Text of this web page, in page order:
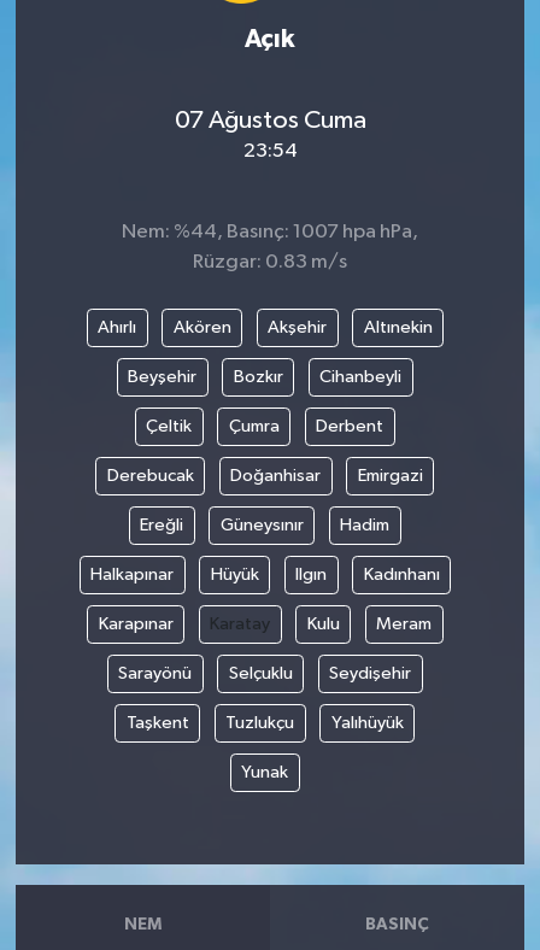
Açık
07 Ağustos Cuma
23:54
Nem: %44, Basınç: 1007 hpa hPa,
Rüzgar: 0.83 m/s
Ahırlı Akören Akşehir Altınekin
Beyşehir Bozkır Cihanbeyli
Çeltik Çumra Derbent
Derebucak Doğanhisar Emirgazi
Ereğli Güneysınır Hadim
Halkapınar Hüyük Ilgın Kadınhanı
Karapınar Karatay Kulu Meram
Sarayönü Selçuklu Seydişehir
Taşkent Tuzlukçu Yalıhüyük
Yunak
NEM BASINÇ